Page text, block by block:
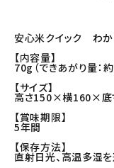
安心米クイック わか
【内容量】
70g（できあがり量：
【サイズ】
高さ150×横160×底
【賞味期限】
5年間
【保存方法】
直射日光、高温多湿を